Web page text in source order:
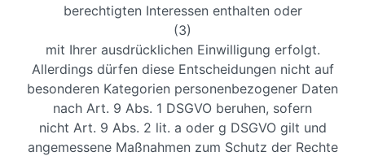
berechtigten Interessen enthalten oder
(3)
mit Ihrer ausdrücklichen Einwilligung erfolgt.
Allerdings dürfen diese Entscheidungen nicht auf
besonderen Kategorien personenbezogener Daten
nach Art. 9 Abs. 1 DSGVO beruhen, sofern
nicht Art. 9 Abs. 2 lit. a oder g DSGVO gilt und
angemessene Maßnahmen zum Schutz der Rechte